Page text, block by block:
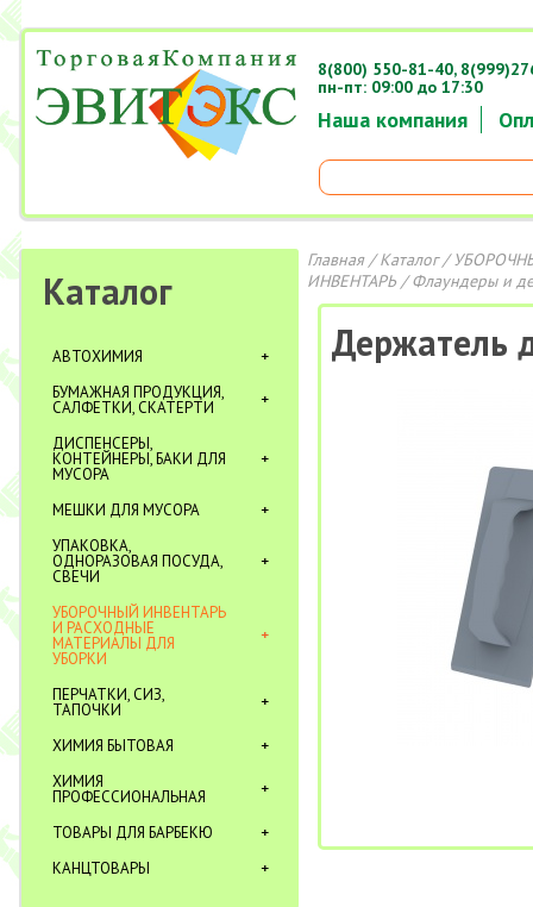
Наша компания
8(800) 550-81-40,
пн-пт: 09:00 до 17:30
Каталог
АВТОХИМИЯ
БУМАЖНАЯ ПРОДУКЦИЯ,
САЛФЕТКИ, СКАТЕРТИ
ДИСПЕНСЕРЫ,
КОНТЕЙНЕРЫ, БАКИ ДЛЯ
МУСОРА
МЕШКИ ДЛЯ МУСОРА
УПАКОВКА,
ОДНОРАЗОВАЯ ПОСУДА,
СВЕЧИ
УБОРОЧНЫЙ ИНВЕНТАРЬ
И РАСХОДНЫЕ
МАТЕРИАЛЫ ДЛЯ
УБОРКИ
ПЕРЧАТКИ, СИЗ,
ТАПОЧКИ
ХИМИЯ БЫТОВАЯ
ХИМИЯ
ПРОФЕССИОНАЛЬНАЯ
ТОВАРЫ ДЛЯ БАРБЕКЮ
КАНЦТОВАРЫ
Главная/Каталог/
ИНВЕНТАРЬ /Флаундеры и
Держатель